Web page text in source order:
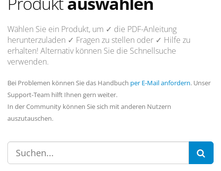
Wählen Sie ein Produkt, um ✓ die PDF-Anleitung
herunterzuladen ✓ Fragen zu stellen oder ✓ Hilfe zu
erhalten! Alternativ können Sie die Schnellsuche
verwenden.
Bei Problemen können Sie das Handbuch per E-Mail anfordern. Unser
Support-Team hilft Ihnen gern weiter.
In der Community können Sie sich mit anderen Nutzern
auszutauschen.